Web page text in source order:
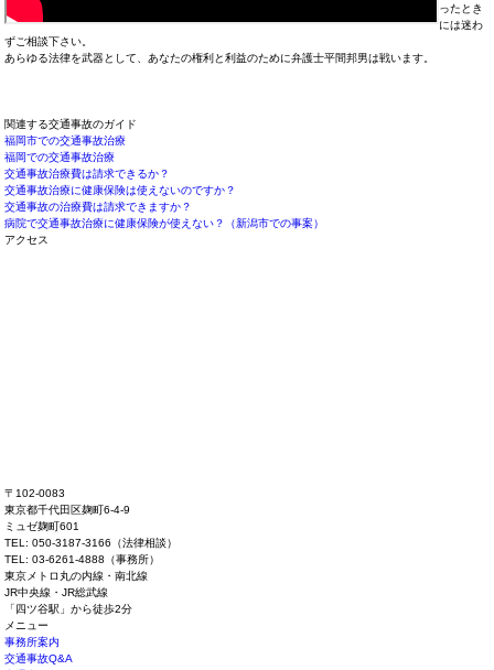
ったとき
には迷わ
ずご相談下さい。
あらゆる法律を武器として、あなたの権利と利益のために弁護士平間邦男は戦います。
関連する交通事故のガイド
福岡市での交通事故治療
福岡での交通事故治療
交通事故治療費は請求できるか？
交通事故治療に健康保険は使えないのですか？
交通事故の治療費は請求できますか？
病院で交通事故治療に健康保険が使えない？（新潟市での事案）
アクセス
〒102-0083
東京都千代田区麹町6-4-9
ミュゼ麹町601
TEL: 050-3187-3166（法律相談）
TEL: 03-6261-4888（事務所）
東京メトロ丸の内線・南北線
JR中央線・JR総武線
「四ツ谷駅」から徒歩2分
メニュー
事務所案内
交通事故Q&A